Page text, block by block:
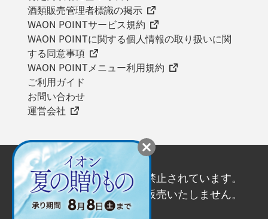
酒類販売管理者標識の掲示
WAON POINTサービス規約
WAON POINTに関する個人情報の取り扱いに関
する同意事項
WAON POINTメニュー利用規約
ご利用ガイド
お問い合わせ
運営会社
20歳未満の飲酒は法律で禁止されています。
20歳未満の方にはお酒を販売いたしません。